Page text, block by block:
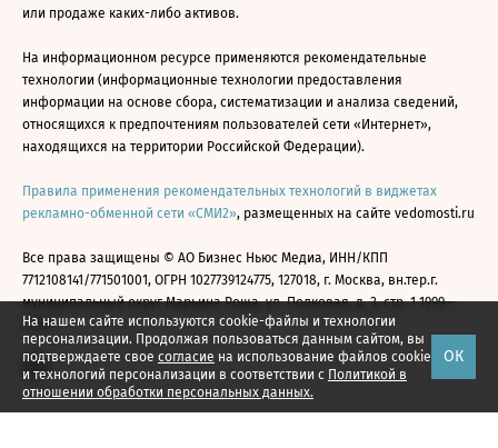
На нашем сайте используются cookie-файлы и технологии
персонализации. Продолжая пользоваться данным сайтом, вы
подтверждаете свое согласие на использование файлов cookie
и технологий персонализации в соответствии с Политикой в
отношении обработки персональных данных.
ОК
или продаже каких-либо активов.
На информационном ресурсе применяются рекомендательные
технологии (информационные технологии предоставления
информации на основе сбора, систематизации и анализа сведений,
относящихся к предпочтениям пользователей сети «Интернет»,
находящихся на территории Российской Федерации).
Правила применения рекомендательных технологий в виджетах
рекламно-обменной сети «СМИ2», размещенных на сайте vedomosti.ru
Все права защищены © АО Бизнес Ньюс Медиа, ИНН/КПП
7712108141/771501001, ОГРН 1027739124775, 127018, г. Москва, вн.тер.г.
муниципальный округ Марьина Роща, ул. Полковая, д. 3, стр. 1 1999—
2026